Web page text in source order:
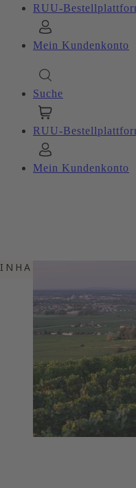
RUU-
Mein Kundenkonto
Suche
RUU-
Mein Kundenkonto
INHALTSVERZEICHNIS
SESSHAFT